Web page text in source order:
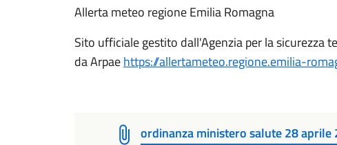
Allerta meteo regione Emilia Romagna
Sito ufficiale gestito dall'Agenzia per la sicurezza
da Arpaehttps://allertameteo.regione.emilia-
ordinanza ministero salute 28 aprile